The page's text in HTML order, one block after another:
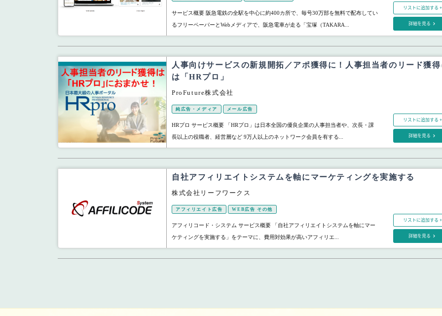
サービス概要 阪急電鉄の全駅を中心に約400カ所で、毎号30万部を無料で配布してい
るフリーペーパーとWebメディアで、阪急電車が走る「宝塚（TAKARA...
リストに追加する +
詳細を見る
人事向けサービスの新規開拓／アポ獲得に！人事担当者のリード獲
は「HRプロ」
ProFuture株式会社
純広告・メディア メール広告
HRプロ サービス概要 「HRプロ」は日本全国の優良企業の人事担当者や、次長・課
長以上の役職者、経営層など 9万人以上のネットワーク会員を有する...
リストに追加する +
詳細を見る
自社アフィリエイトシステムを軸にマーケティングを実施する
株式会社リーフワークス
アフィリエイト広告 WEB広告 その他
アフィリコード・システム サービス概要 「自社アフィリエイトシステムを軸にマー
ケティングを実施する」をテーマに、費用対効果が高いアフィリエ...
リストに追加する +
詳細を見る